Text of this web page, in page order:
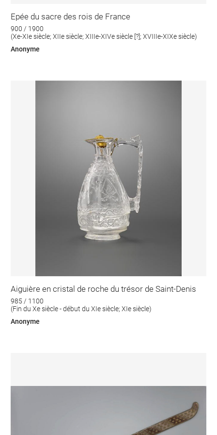
Epée du sacre des rois de France
900 / 1900
(Xe-XIe siècle; XIIe siècle; XIIIe-XIVe siècle [?]; XVIIIe-XIXe siècle)
Anonyme
Aiguière en cristal de roche du trésor de Saint-Denis
985 / 1100
(Fin du Xe siècle - début du XIe siècle; XIe siècle)
Anonyme